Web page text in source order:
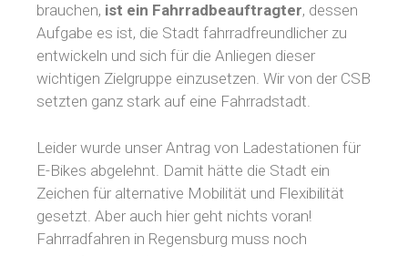
brauchen, ist ein Fahrradbeauftragter, dessen
Aufgabe es ist, die Stadt fahrradfreundlicher zu
entwickeln und sich für die Anliegen dieser
wichtigen Zielgruppe einzusetzen. Wir von der CSB
setzten ganz stark auf eine Fahrradstadt.
Leider wurde unser Antrag von Ladestationen für
E-Bikes abgelehnt. Damit hätte die Stadt ein
Zeichen für alternative Mobilität und Flexibilität
gesetzt. Aber auch hier geht nichts voran!
Fahrradfahren in Regensburg muss noch